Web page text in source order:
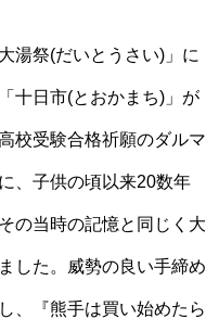
湯祭(だいとうさい)」に
十日市(とおかまち)」が
校受験合格祈願のダルマ
、子供の頃以来20数年
の当時の記憶と同じく大
した。威勢の良い手締め
、『熊手は買い始めたら